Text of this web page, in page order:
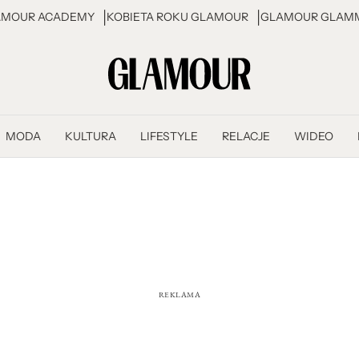
ACADEMY KOBIETA ROKU GLAMOUR GLAMOUR
MODA KULTURA LIFESTYLE RELACJE WIDEO